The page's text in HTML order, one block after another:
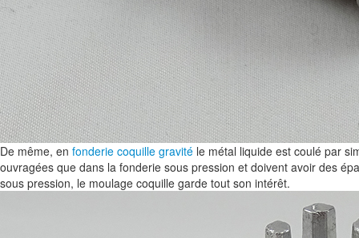
De même, en fonderie coquille gravité le métal liquide est coulé par
ouvragées que dans la fonderie sous pression et doivent avoir des
sous pression, le moulage coquille garde tout son intérêt.